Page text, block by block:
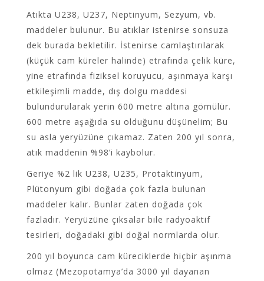
Atıkta U238, U237, Neptinyum, Sezyum, vb.
maddeler bulunur. Bu atıklar istenirse sonsuza
dek burada bekletilir. İstenirse camlaştırılarak
(küçük cam küreler halinde) etrafında çelik küre,
yine etrafında fiziksel koruyucu, aşınmaya karşı
etkileşimli madde, dış dolgu maddesi
bulundurularak yerin 600 metre altına gömülür.
600 metre aşağıda su olduğunu düşünelim; Bu
su asla yeryüzüne çıkamaz. Zaten 200 yıl sonra,
atık maddenin %98’i kaybolur.
Geriye %2 lik U238, U235, Protaktinyum,
Plütonyum gibi doğada çok fazla bulunan
maddeler kalır. Bunlar zaten doğada çok
fazladır. Yeryüzüne çıksalar bile radyoaktif
tesirleri, doğadaki gibi doğal normlarda olur.
200 yıl boyunca cam küreciklerde hiçbir aşınma
olmaz (Mezopotamya’da 3000 yıl dayanan